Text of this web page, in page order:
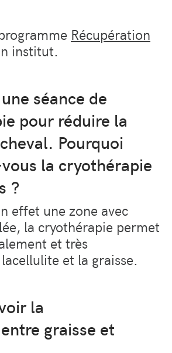
Récupération
institut.
séance de
pour réduire la
Pourquoi
la cryothérapie
?
effet une zone avec
la cryothérapie permet
et très
cellulite et la graisse.
la
graisse et